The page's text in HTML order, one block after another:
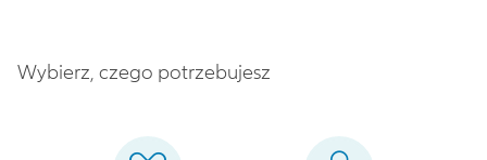
Wybierz, czego potrzebujesz